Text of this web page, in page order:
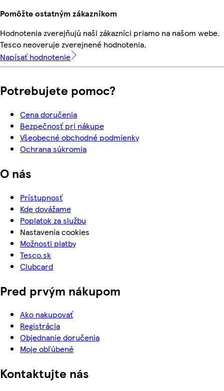
Pomôžte ostatným zákazníkom
Hodnotenia zverejňujú naši zákazníci priamo na našom webe.
Tesco neoveruje zverejnené hodnotenia.
Napísať hodnotenie
Potrebujete pomoc?
Cena doručenia
Bezpečnosť pri nákupe
Všeobecné obchodné podmienky
Ochrana súkromia
O nás
Prístupnosť
Kde dovážame
Poplatok za službu
Nastavenia cookies
Možnosti platby
Tesco.sk
Clubcard
Pred prvým nákupom
Ako nakupovať
Registrácia
Objednanie doručenia
Moje obľúbené
Kontaktujte nás